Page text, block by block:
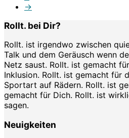
→
Rollt. bei Dir?
Rollt. ist irgendwo zwischen
Talk und dem Geräusch wenn
Netz saust. Rollt. ist gemacht
Inklusion. Rollt. ist gemacht für
Sportart auf Rädern. Rollt. ist
gemacht für Dich. Rollt. ist
sagen.
Neuigkeiten